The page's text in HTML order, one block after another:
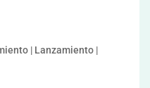
| Lanzamiento |